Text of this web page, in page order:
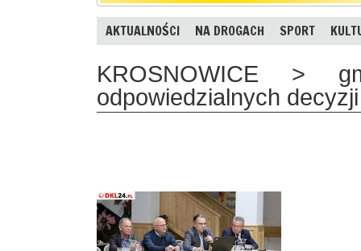
AKTUALNOŚCI NA DROGACH SPORT
KROSNOWICE >
odpowiedzialnych decyzji